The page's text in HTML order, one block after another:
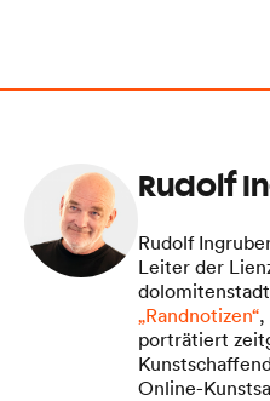
Rudolf
Rudolf
Leiter der
„Randnotizen“,
porträtiert
Online-